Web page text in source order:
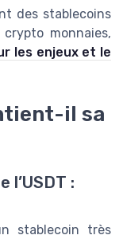
des stablecoins
monnaies,
les enjeux et le
il sa
l’USDT :
stablecoin très